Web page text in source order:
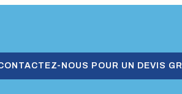
NOUS POUR UN DEVIS